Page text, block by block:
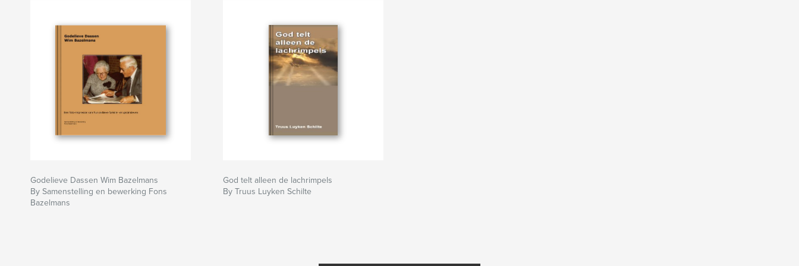
had bereikt eer ze er over kon praten … en schrijven, omdat het
moest.
Om ouders van jonge kinderen te attenderen op dat, wat ze nog
altijd, nauwelijks voor mogelijk houden. Omdat ieder kind recht
heeft op een onbezorgde jeugd!
Godelieve Dassen Wim Bazelmans
By Samenstelling en bewerking Fons
Bazelmans
God telt alleen de lachrimpels
By Truus Luyken Schilte